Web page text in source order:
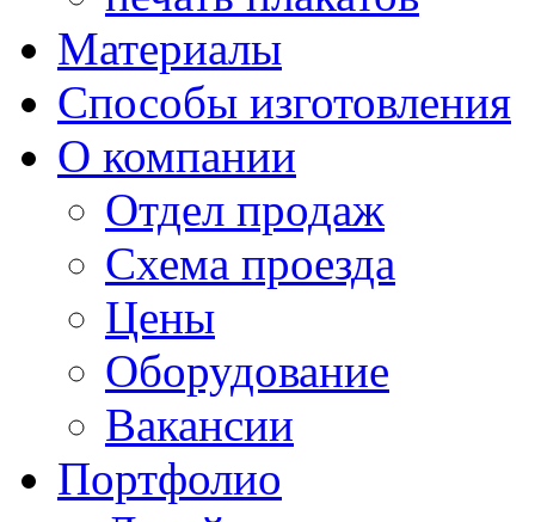
Материалы
Способы изготовления
О компании
Отдел продаж
Схема проезда
Цены
Оборудование
Вакансии
Портфолио